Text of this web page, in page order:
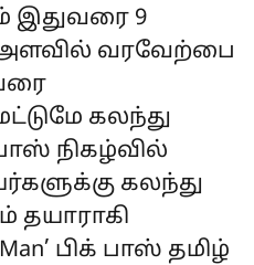
இதுவரை 9
வரவேற்பை
கலந்து
நிகழ்வில்
கலந்து
Man’ பிக் பாஸ் தமிழ்